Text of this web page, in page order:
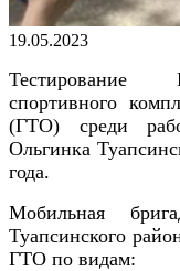
Опубликовано
19.05.2023
Тестирование
спортивного
(ГТО) среди
Ольгинка
года.
Мобильная
Туапсинского
ГТО по видам: